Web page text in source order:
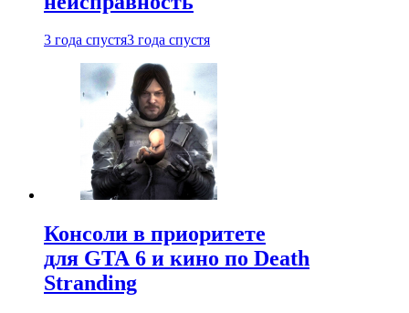
3 года спустя3 года спустя
Консоли в приоритете
для GTA 6 и кино по Death
Stranding